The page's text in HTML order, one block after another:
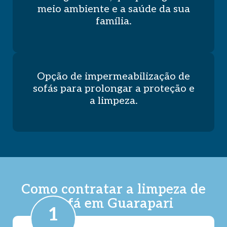
meio ambiente e a saúde da sua
família.
Opção de impermeabilização de
sofás para prolongar a proteção e
a limpeza.
Como contratar a limpeza de
sofá em Guarapari
1